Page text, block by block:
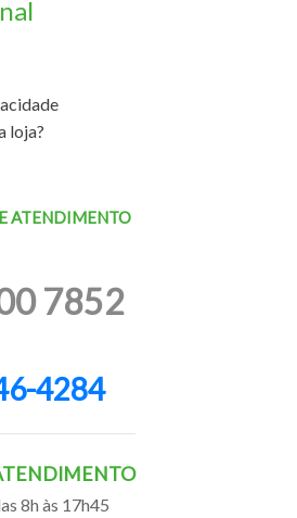
loja?
ATENDIMENTO
7852
4284
8h às 17h45